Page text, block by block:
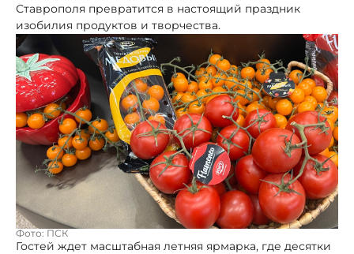
Ставрополя превратится в настоящий праздник
изобилия продуктов и творчества.
Фото: ПСК
Гостей ждет масштабная летняя ярмарка, где десятки